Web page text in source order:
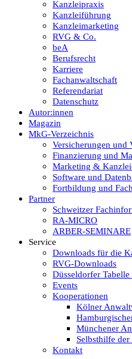
Kanzleipraxis
Kanzleiführung
Kanzleimarketing
RVG & Co.
beA
Berufsrecht
Karriere
Fachanwaltschaft
Referendariat
Datenschutz
Autor:innen
Magazin
MkG-Verzeichnis
Versicherungen und
Finanzierung und
Marketing &
Software und
Fortbildung und
Partner
Schweitzer
RA-MICRO
ARBER-SEMINARE
Service
Downloads für die
RVG-Downloads
Düsseldorfer
Events
Kooperationen
Kölner
Münchener
Selbsthilfe der
Kontakt